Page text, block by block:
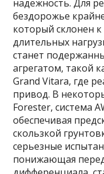
надежность. Для
бездорожье
который склонен
длительных
станет
агрегатом, такой
Grand Vitara, где
привод. В
Forester, система
обеспечивая
скользкой
серьезные
понижающая